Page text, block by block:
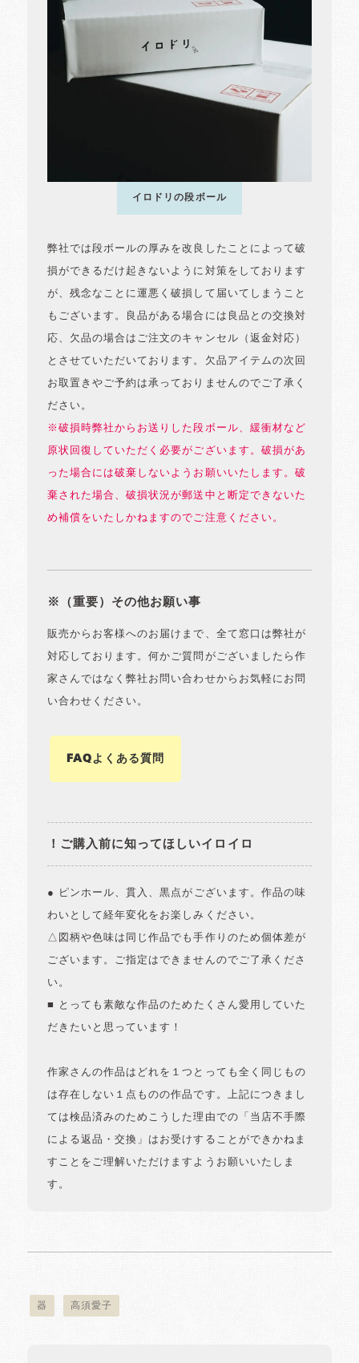
イロドリの段ボール
弊社では段ボールの厚みを改良したことによって破
損ができるだけ起きないように対策をしております
が、残念なことに運悪く破損して届いてしまうこと
もございます。良品がある場合には良品との交換対
応、欠品の場合はご注文のキャンセル（返金対応）
とさせていただいております。欠品アイテムの次回
お取置きやご予約は承っておりませんのでご了承く
ださい。
※破損時弊社からお送りした段ボール、緩衝材など
原状回復していただく必要がございます。破損があ
った場合には破棄しないようお願いいたします。破
棄された場合、破損状況が郵送中と断定できないた
め補償をいたしかねますのでご注意ください。
※（重要）その他お願い事
販売からお客様へのお届けまで、全て窓口は弊社が
対応しております。何かご質問がございましたら作
家さんではなく弊社お問い合わせからお気軽にお問
い合わせください。
FAQよくある質問
！ご購入前に知ってほしいイロイロ
● ピンホール、貫入、黒点がございます。作品の味
わいとして経年変化をお楽しみください。
△図柄や色味は同じ作品でも手作りのため個体差が
ございます。ご指定はできませんのでご了承くださ
い。
■ とっても素敵な作品のためたくさん愛用していた
だきたいと思っています！
作家さんの作品はどれを１つとっても全く同じもの
は存在しない１点ものの作品です。上記につきまし
ては検品済みのためこうした理由での「当店不手際
による返品・交換」はお受けすることができかねま
すことをご理解いただけますようお願いいたしま
す。
器 高須愛子